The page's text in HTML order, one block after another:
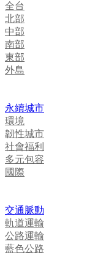
全台
北部
中部
南部
東部
外島
永續城市
環境
韌性城市
社會福利
多元包容
國際
交通脈動
軌道運輸
公路運輸
藍色公路